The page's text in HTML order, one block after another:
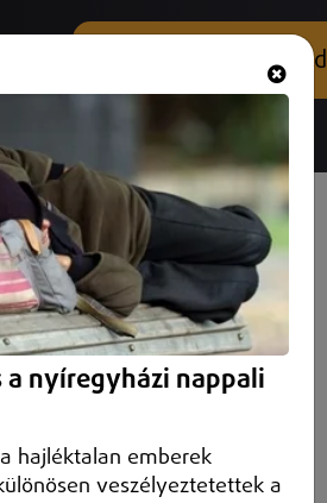
Hallgasd és nézd
végére jelentősebb uniós források
a nyíregyházi nappali
hajléktalan emberek
veszélyeztetettek a